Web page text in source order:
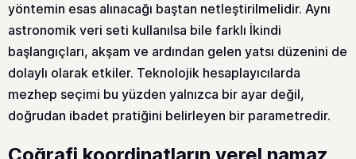
yöntemin esas alınacağı baştan netleştirilmelidir. Aynı
astronomik veri seti kullanılsa bile farklı İkindi
başlangıçları, akşam ve ardından gelen yatsı düzenini de
dolaylı olarak etkiler. Teknolojik hesaplayıcılarda
mezhep seçimi bu yüzden yalnızca bir ayar değil,
doğrudan ibadet pratiğini belirleyen bir parametredir.